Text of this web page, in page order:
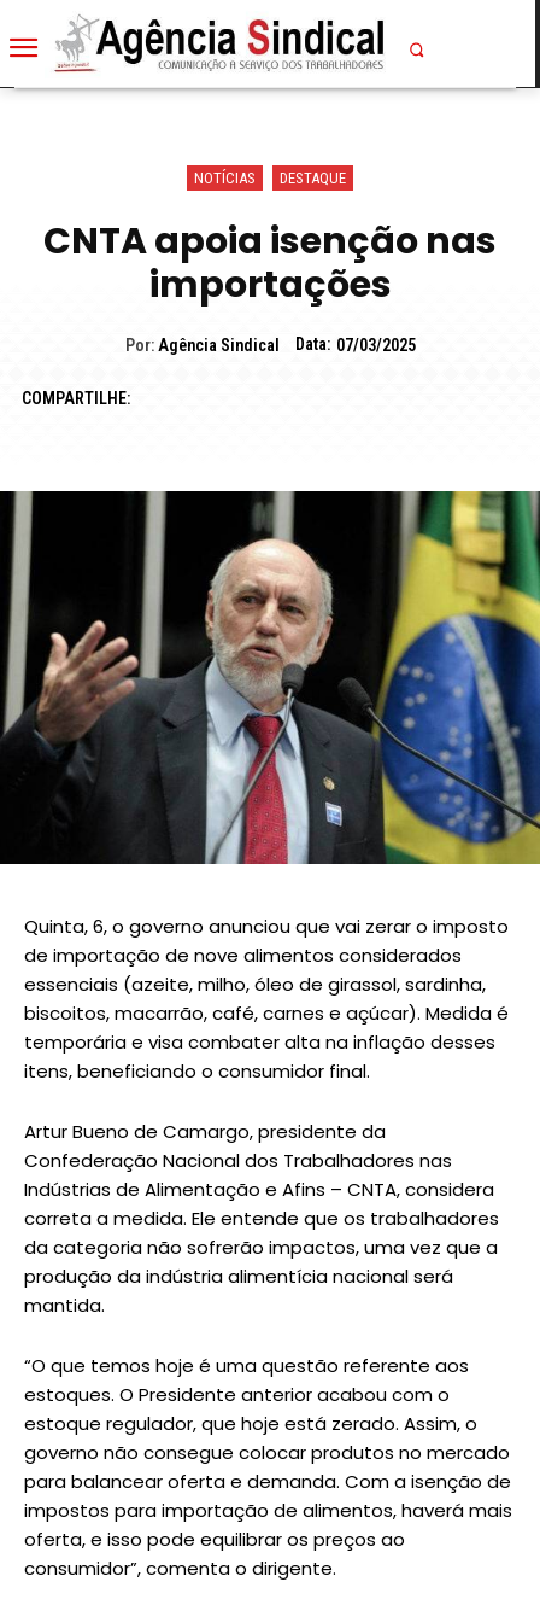
NOTÍCIAS DESTAQUE
CNTA apoia isenção nas
importações
Por: Agência Sindical Data: 07/03/2025
COMPARTILHE:
Quinta, 6, o governo anunciou que vai zerar o imposto
de importação de nove alimentos considerados
essenciais (azeite, milho, óleo de girassol, sardinha,
biscoitos, macarrão, café, carnes e açúcar). Medida é
temporária e visa combater alta na inflação desses
itens, beneficiando o consumidor final.
Artur Bueno de Camargo, presidente da
Confederação Nacional dos Trabalhadores nas
Indústrias de Alimentação e Afins – CNTA, considera
correta a medida. Ele entende que os trabalhadores
da categoria não sofrerão impactos, uma vez que a
produção da indústria alimentícia nacional será
mantida.
“O que temos hoje é uma questão referente aos
estoques. O Presidente anterior acabou com o
estoque regulador, que hoje está zerado. Assim, o
governo não consegue colocar produtos no mercado
para balancear oferta e demanda. Com a isenção de
impostos para importação de alimentos, haverá mais
oferta, e isso pode equilibrar os preços ao
consumidor”, comenta o dirigente.